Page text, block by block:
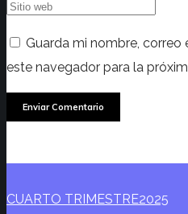
Guarda mi nombre,
este navegador para la
CUARTO TRIMESTRE2025